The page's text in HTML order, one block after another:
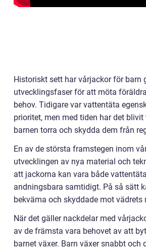
Historiskt sett har vårjackor för barn
utvecklingsfaser för att möta
behov. Tidigare var vattentäta
prioritet, men med tiden har det
barnen torra och skydda dem från
En av de största framstegen inom
utvecklingen av nya material och
att jackorna kan vara både
andningsbara samtidigt. På så sätt
bekväma och skyddade mot vädrets
När det gäller nackdelar med
av de främsta vara behovet av att
barnet växer. Barn växer snabbt och